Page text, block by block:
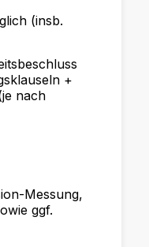
(insb.
+
nach
Messung,
ggf.